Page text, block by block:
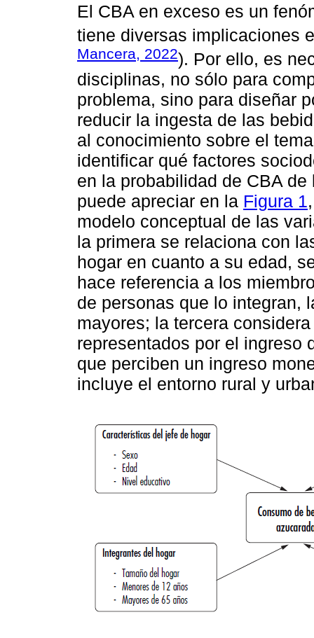
El CBA en exceso es un
tiene diversas implicaciones
Mancera, 2022). Por ello, es
disciplinas, no sólo para
problema, sino para diseñar
reducir la ingesta de las
al conocimiento sobre el
identificar qué factores
en la probabilidad de CBA
puede apreciar en la Figura 1
modelo conceptual de las
la primera se relaciona con
hogar en cuanto a su edad,
hace referencia a los
de personas que lo integran,
mayores; la tercera
representados por el ingreso
que perciben un ingreso
incluye el entorno rural y